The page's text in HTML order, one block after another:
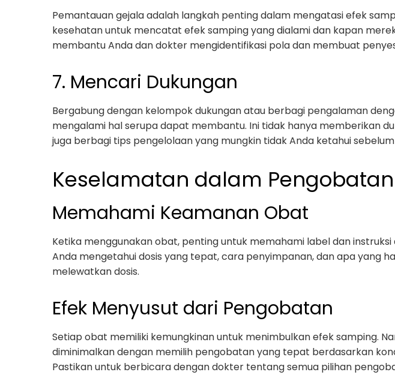
Pemantauan gejala adalah langkah penting dalam mengatasi efek
kesehatan untuk mencatat efek samping yang dialami dan kapan
membantu Anda dan dokter mengidentifikasi pola dan membuat
7. Mencari Dukungan
Bergabung dengan kelompok dukungan atau berbagi pengalaman
mengalami hal serupa dapat membantu. Ini tidak hanya memberikan
juga berbagi tips pengelolaan yang mungkin tidak Anda ketahui
Keselamatan dalam Pengobatan
Memahami Keamanan Obat
Ketika menggunakan obat, penting untuk memahami label dan instruksi
Anda mengetahui dosis yang tepat, cara penyimpanan, dan apa yang
melewatkan dosis.
Efek Menyusut dari Pengobatan
Setiap obat memiliki kemungkinan untuk menimbulkan efek samping.
diminimalkan dengan memilih pengobatan yang tepat berdasarkan
Pastikan untuk berbicara dengan dokter tentang semua pilihan